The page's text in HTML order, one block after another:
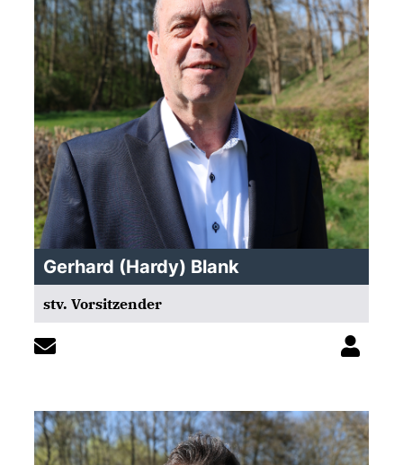
Gerhard (Hardy) Blank
stv. Vorsitzender